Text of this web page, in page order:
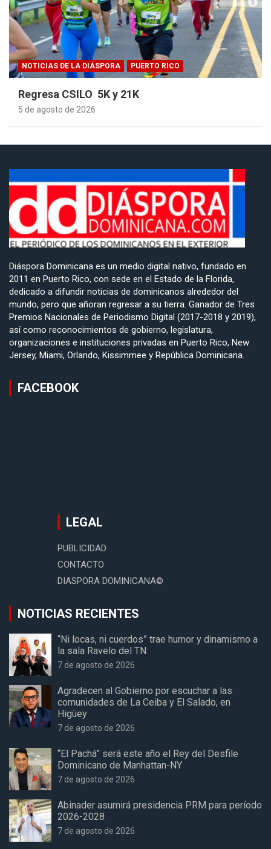
NOTICIAS DE LA DIÁSPORA PUERTO RICO
Regresa CSILO 5K y 21K
5 de agosto de 2026
Diáspora Dominicana es un medio digital nativo, fundado en
2011 en Puerto Rico, con sede en el Estado de la Florida,
dedicado a difundir noticias de dominicanos alrededor del
mundo, pero que añoran regresar a su tierra. Ganador de Tres
Premios Nacionales de Periodismo Digital (2017-2018 y 2019),
así como reconocimientos de gobierno, legislatura,
organizaciones e instituciones privadas en Puerto Rico, New
Jersey, Miami, Orlando, Kissimmee y República Dominicana.
FACEBOOK
LEGAL
PUBLICIDAD
CONTACTO
DIASPORA DOMINICANA©
NOTICIAS RECIENTES
“Ni locas, ni cuerdos” trae humor y dinamismo a
la sala Ravelo del TN
7 de agosto de 2026
Agradecen al Gobierno por escuchar a las
comunidades de La Ceiba y El Salado, en
Higüey
7 de agosto de 2026
“El Pachá” será este año el Rey del Desfile
Dominicano de Manhattan-NY
7 de agosto de 2026
Abinader asumirá presidencia PRM para período
2026-2028
7 de agosto de 2026